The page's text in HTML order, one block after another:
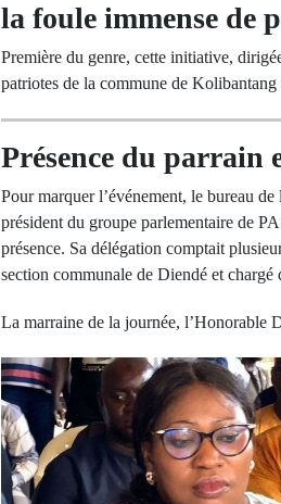
la foule immense de
Première du genre, cette initiative,
patriotes de la commune de
Présence du parrain
Pour marquer l’événement, le bureau
président du groupe parlementaire de
présence. Sa délégation comptait
section communale de Diendé et
La marraine de la journée, l’Honorable